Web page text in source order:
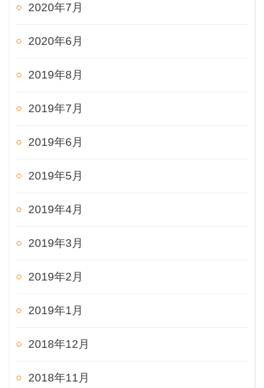
2020年7月
2020年6月
2019年8月
2019年7月
2019年6月
2019年5月
2019年4月
2019年3月
2019年2月
2019年1月
2018年12月
2018年11月